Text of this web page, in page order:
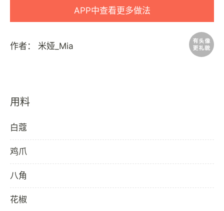
APP中查看更多做法
作者： 米娅_Mia
用料
白蔻
鸡爪
八角
花椒